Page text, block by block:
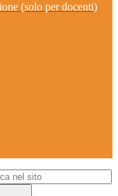
(solo per docenti)